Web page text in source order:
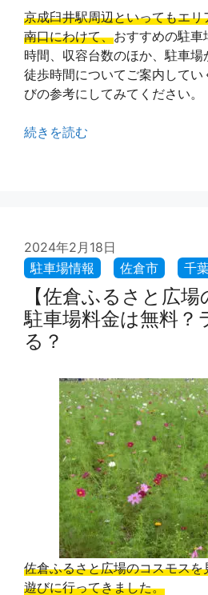
京成臼井駅周辺といってもエ
南口にわけて、おすすめの駐車
時間、収容台数のほか、駐車
徒歩時間についてご案内して
びの参考にしてみてください。
続きを読む
2024年2月18日
【佐倉ふるさと広場
駐車場料金は無料？
る？
佐倉ふるさと広場のコスモス
遊びに行ってきました。